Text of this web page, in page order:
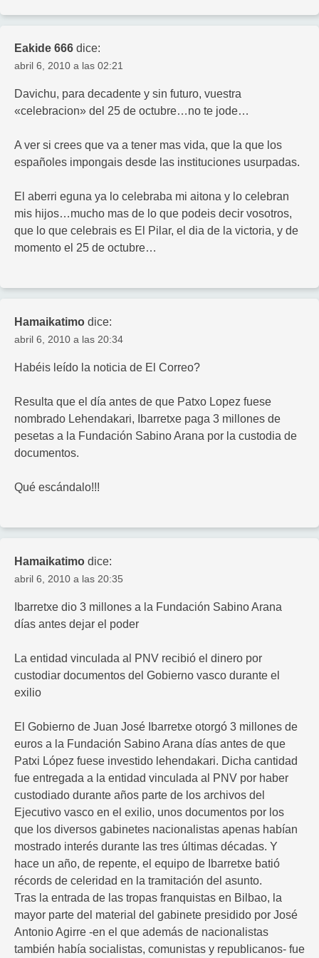
Eakide 666 dice:
abril 6, 2010 a las 02:21
Davichu, para decadente y sin futuro, vuestra
«celebracion» del 25 de octubre…no te jode…
A ver si crees que va a tener mas vida, que la que los
españoles impongais desde las instituciones usurpadas.
El aberri eguna ya lo celebraba mi aitona y lo celebran
mis hijos…mucho mas de lo que podeis decir vosotros,
que lo que celebrais es El Pilar, el dia de la victoria, y de
momento el 25 de octubre…
Hamaikatimo dice:
abril 6, 2010 a las 20:34
Habéis leído la noticia de El Correo?
Resulta que el día antes de que Patxo Lopez fuese
nombrado Lehendakari, Ibarretxe paga 3 millones de
pesetas a la Fundación Sabino Arana por la custodia de
documentos.
Qué escándalo!!!
Hamaikatimo dice:
abril 6, 2010 a las 20:35
Ibarretxe dio 3 millones a la Fundación Sabino Arana
días antes dejar el poder
La entidad vinculada al PNV recibió el dinero por
custodiar documentos del Gobierno vasco durante el
exilio
El Gobierno de Juan José Ibarretxe otorgó 3 millones de
euros a la Fundación Sabino Arana días antes de que
Patxi López fuese investido lehendakari. Dicha cantidad
fue entregada a la entidad vinculada al PNV por haber
custodiado durante años parte de los archivos del
Ejecutivo vasco en el exilio, unos documentos por los
que los diversos gabinetes nacionalistas apenas habían
mostrado interés durante las tres últimas décadas. Y
hace un año, de repente, el equipo de Ibarretxe batió
récords de celeridad en la tramitación del asunto.
Tras la entrada de las tropas franquistas en Bilbao, la
mayor parte del material del gabinete presidido por José
Antonio Agirre -en el que además de nacionalistas
también había socialistas, comunistas y republicanos- fue